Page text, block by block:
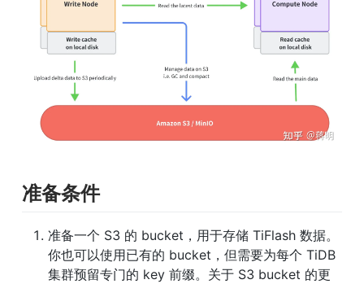
准备条件
准备一个 S3 的 bucket，用于存储 TiFlash 数据。
你也可以使用已有的 bucket，但需要为每个 TiDB
集群预留专门的 key 前缀。关于 S3 bucket 的更